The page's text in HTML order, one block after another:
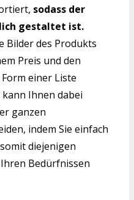
sodass der
gestaltet ist.
Bilder des Produkts
Preis und den
einer Liste
Ihnen dabei
ganzen
indem Sie einfach
diejenigen
Bedürfnissen